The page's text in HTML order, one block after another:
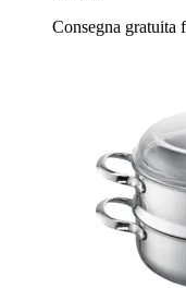
Consegna gratuita